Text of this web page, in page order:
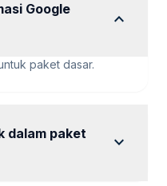
Google
expand_more
paket dasar.
dalam paket
expand_more